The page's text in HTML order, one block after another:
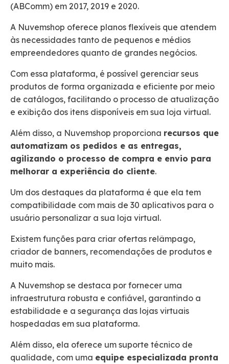
(ABComm) em 2017, 2019 e 2020.
A Nuvemshop oferece planos flexíveis que atendem
às necessidades tanto de pequenos e médios
empreendedores quanto de grandes negócios.
Com essa plataforma, é possível gerenciar seus
produtos de forma organizada e eficiente por meio
de catálogos, facilitando o processo de atualização
e exibição dos itens disponíveis em sua loja virtual.
Além disso, a Nuvemshop proporciona recursos que
automatizam os pedidos e as entregas,
agilizando o processo de compra e envio para
melhorar a experiência do cliente.
Um dos destaques da plataforma é que ela tem
compatibilidade com mais de 30 aplicativos para o
usuário personalizar a sua loja virtual.
Existem funções para criar ofertas relâmpago,
criador de banners, recomendações de produtos e
muito mais.
A Nuvemshop se destaca por fornecer uma
infraestrutura robusta e confiável, garantindo a
estabilidade e a segurança das lojas virtuais
hospedadas em sua plataforma.
Além disso, ela oferece um suporte técnico de
qualidade, com uma equipe especializada pronta